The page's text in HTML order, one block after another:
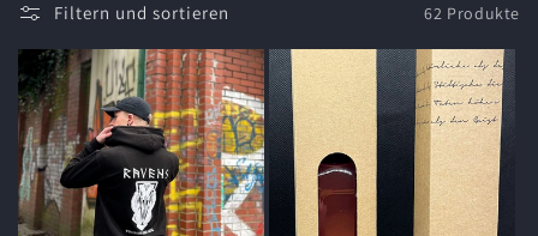
e
g
o
r
i
Filtern und sortieren 62 Produkte